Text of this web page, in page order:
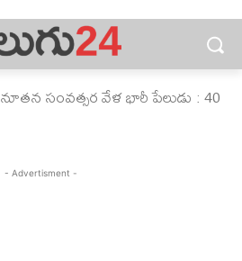
నూతన సంవత్సర వేళ భారీ పేలుడు : 40
- Advertisment -